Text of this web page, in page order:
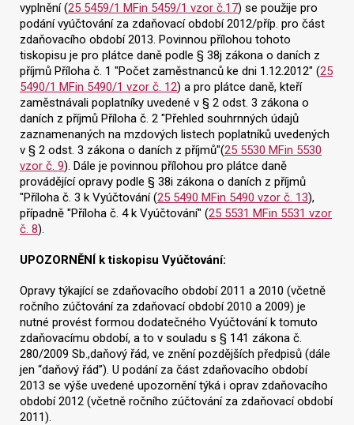
vyplnění (25 5459/1 MFin 5459/1 vzor č.17) se použije pro
podání vyúčtování za zdaňovací období 2012/příp. pro část
zdaňovacího období 2013. Povinnou přílohou tohoto
tiskopisu je pro plátce daně podle § 38j zákona o daních z
příjmů Příloha č. 1 "Počet zaměstnanců ke dni 1.12.2012" (25
5490/1 MFin 5490/1 vzor č. 12) a pro plátce daně, kteří
zaměstnávali poplatníky uvedené v § 2 odst. 3 zákona o
daních z příjmů Příloha č. 2 "Přehled souhrnných údajů
zaznamenaných na mzdových listech poplatníků uvedených
v § 2 odst. 3 zákona o daních z příjmů"(25 5530 MFin 5530
vzor č. 9). Dále je povinnou přílohou pro plátce daně
provádějící opravy podle § 38i zákona o daních z příjmů
"Příloha č. 3 k Vyúčtování (25 5490 MFin 5490 vzor č. 13),
případně "Příloha č. 4 k Vyúčtování" (25 5531 MFin 5531 vzor
č. 8).
UPOZORNĚNÍ k tiskopisu Vyúčtování:
Opravy týkající se zdaňovacího období 2011 a 2010 (včetně
ročního zúčtování za zdaňovací období 2010 a 2009) je
nutné provést formou dodatečného Vyúčtování k tomuto
zdaňovacímu období, a to v souladu s § 141 zákona č.
280/2009 Sb.,daňový řád, ve znění pozdějších předpisů (dále
jen “daňový řád”). U podání za část zdaňovacího období
2013 se výše uvedené upozornění týká i oprav zdaňovacího
období 2012 (včetně ročního zúčtování za zdaňovací období
2011).